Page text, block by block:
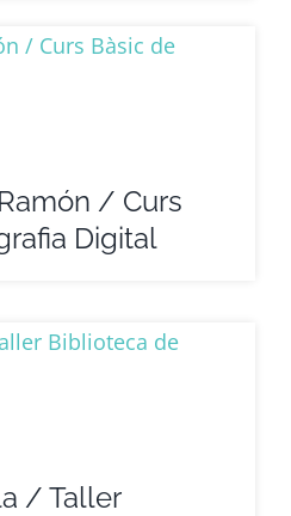
/ Curs
Digital
/ Taller